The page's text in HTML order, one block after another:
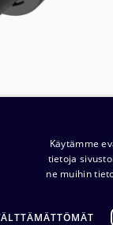
Käytämme
tietoja
ne muihin